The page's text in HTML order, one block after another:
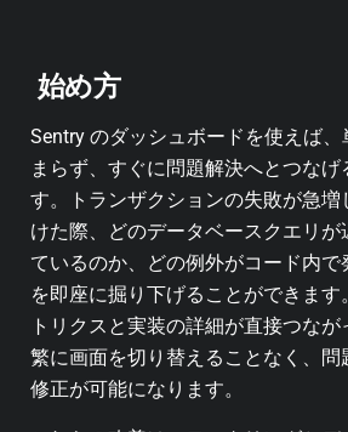
始め方
Sentry のダッシュボードを使えば
まらず、すぐに問題解決へとつなげ
す。トランザクションの失敗が急増
けた際、どのデータベースクエリが
ているのか、どの例外がコード内
を即座に掘り下げることができます
トリクスと実装の詳細が直接つな
繁に画面を切り替えることなく、問
修正が可能になります。